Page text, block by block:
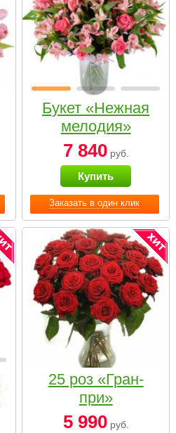
Заказать в один клик
Букет «Нежная
мелодия»
7 840руб.
Купить
25 роз «Гран-
при»
5 990руб.